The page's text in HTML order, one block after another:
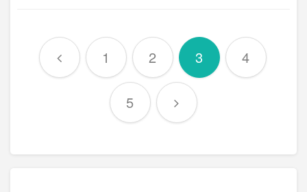
1 2 3 4
5